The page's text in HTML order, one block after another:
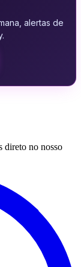
alertas de
direto no nosso